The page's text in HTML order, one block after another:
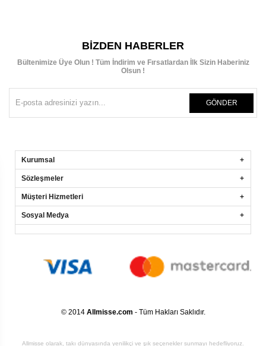
BIZDEN HABERLER
Bültenimize Üye Olun ! Tüm İndirim ve Fırsatlardan İlk Sizin Haberiniz
Olsun !
GÖNDER
Kurumsal
Sözleşmeler
Müşteri Hizmetleri
Sosyal Medya
© 2014 Allmisse.com - Tüm Hakları Saklıdır.
Allmisse olarak, takı dünyasında yenilikçi ve şık seçenekler sunmayı hedefliyoruz.